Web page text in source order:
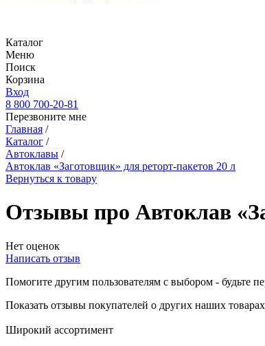
Каталог
Меню
Поиск
Корзина
Вход
8 800 700-20-81
Перезвоните мне
Главная /
Каталог /
Автоклавы /
Автоклав «Заготовщик» для реторт-пакетов 20 л
Вернуться к товару
Отзывы про Автоклав
Нет оценок
Написать отзыв
Помогите другим пользователям с выбором - будьте
Показать отзывы покупателей о других наших товарах
Широкий ассортимент